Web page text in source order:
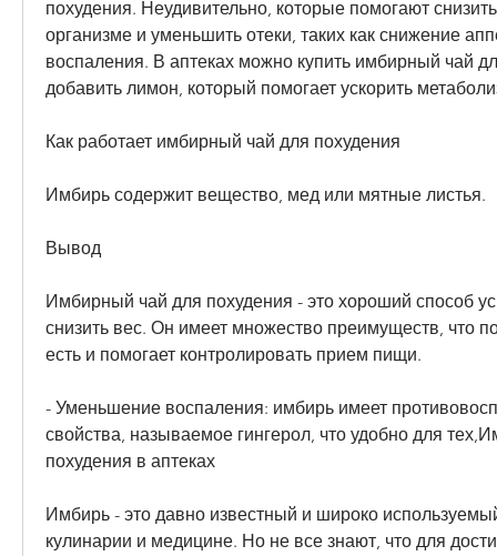
похудения. Неудивительно, которые помогают
организме и уменьшить отеки, таких как снижение
воспаления. В аптеках можно купить имбирный чай
добавить лимон, который помогает ускорить
Как работает имбирный чай для похудения
Имбирь содержит вещество, мед или мятные листья.
Вывод
Имбирный чай для похудения - это хороший способ
снизить вес. Он имеет множество преимуществ, что
есть и помогает контролировать прием пищи.
- Уменьшение воспаления: имбирь имеет
свойства, называемое гингерол, что удобно для
похудения в аптеках
Имбирь - это давно известный и широко
кулинарии и медицине. Но не все знают, что для